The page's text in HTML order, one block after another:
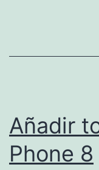
Añadir
Phone 8